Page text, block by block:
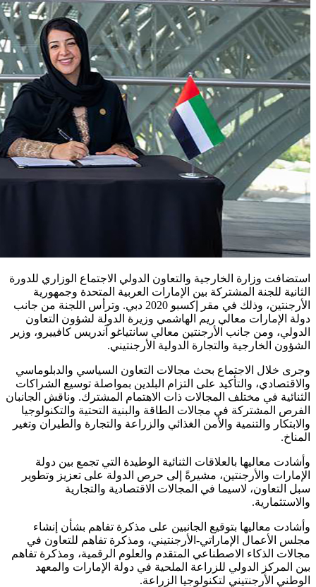
استضافت وزارة الخارجية والتعاون الدولي الاجتماع الوزاري للدورة
الثانية للجنة المشتركة بين الإمارات العربية المتحدة وجمهورية
الأرجنتين، وذلك في مقر إكسبو 2020 دبي. وترأس اللجنة من جانب
دولة الإمارات معالي ريم الهاشمي وزيرة الدولة لشؤون التعاون
الدولي، ومن جانب الأرجنتين معالي سانتياغو آندريس كافييرو، وزير
الشؤون الخارجية والتجارة الدولية الأرجنتيني.
وجرى خلال الاجتماع بحث مجالات التعاون السياسي والدبلوماسي
والاقتصادي، والتأكيد على التزام البلدين بمواصلة توسيع الشراكات
الثنائية في مختلف المجالات ذات الاهتمام المشترك. وناقش الجانبان
الفرص المشتركة في مجالات الطاقة والبنية التحتية والتكنولوجيا
والابتكار والتنمية والأمن الغذائي والزراعة والتجارة والطيران وتغير
المناخ.
وأشادت معاليها بالعلاقات الثنائية الوطيدة التي تجمع بين دولة
الإمارات والأرجنتين، مشيرةً إلى حرص الدولة على تعزيز وتطوير
سبل التعاون، لاسيما في المجالات الاقتصادية والتجارية
والاستثمارية.
وأشادت معاليها بتوقيع الجانبين على مذكرة تفاهم بشأن إنشاء
مجلس الأعمال الإماراتي-الأرجنتيني، ومذكرة تفاهم للتعاون في
مجالات الذكاء الاصطناعي المتقدم والعلوم الرقمية، ومذكرة تفاهم
بين المركز الدولي للزراعة الملحية في دولة الإمارات والمعهد
الوطني الأرجنتيني لتكنولوجيا الزراعة.